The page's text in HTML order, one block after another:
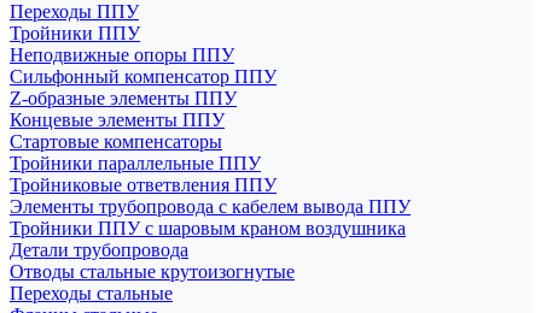
Переходы ППУ
Тройники ППУ
Неподвижные опоры ППУ
Cильфонный компенсатор ППУ
Z-образные элементы ППУ
Концевые элементы ППУ
Стартовые компенсаторы
Тройники параллельные ППУ
Тройниковые ответвления ППУ
Элементы трубопровода с кабелем вывода ППУ
Тройники ППУ с шаровым краном воздушника
Детали трубопровода
Отводы стальные крутоизогнутые
Переходы стальные